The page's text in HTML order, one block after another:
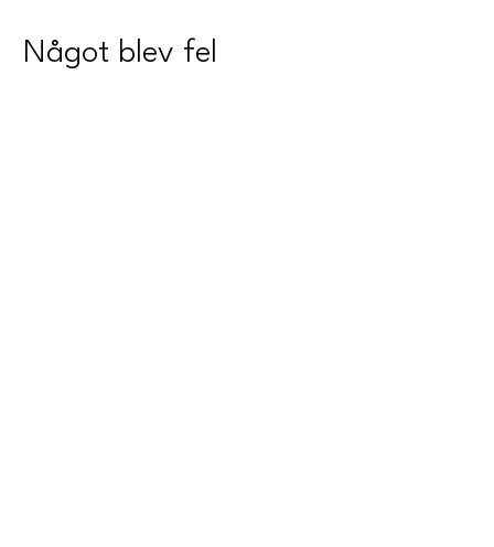
Något blev fel